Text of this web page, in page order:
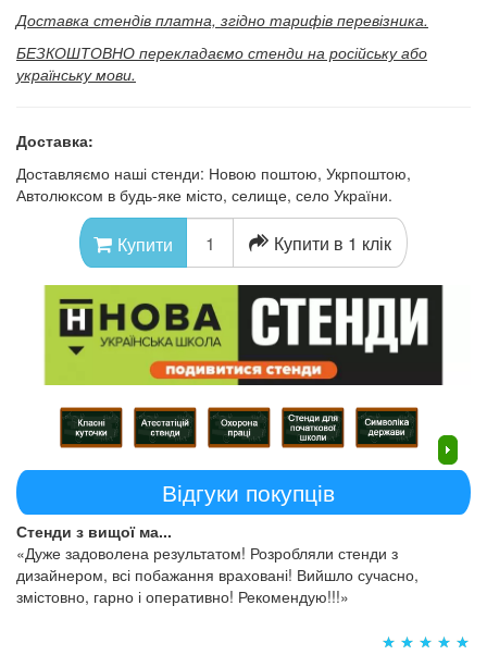
Доставка стендів платна, згідно тарифів перевізника.
БЕЗКОШТОВНО перекладаємо стенди на російську або
українську мови.
Доставка:
Доставляємо наші стенди: Новою поштою, Укрпоштою,
Автолюксом в будь-яке місто, селище, село України.
Купити Купити в 1 клік
Відгуки покупців
Стенди з вищої ма...
«Дуже задоволена результатом! Розробляли стенди з
дизайнером, всі побажання враховані! Вийшло сучасно,
змістовно, гарно і оперативно! Рекомендую!!!»